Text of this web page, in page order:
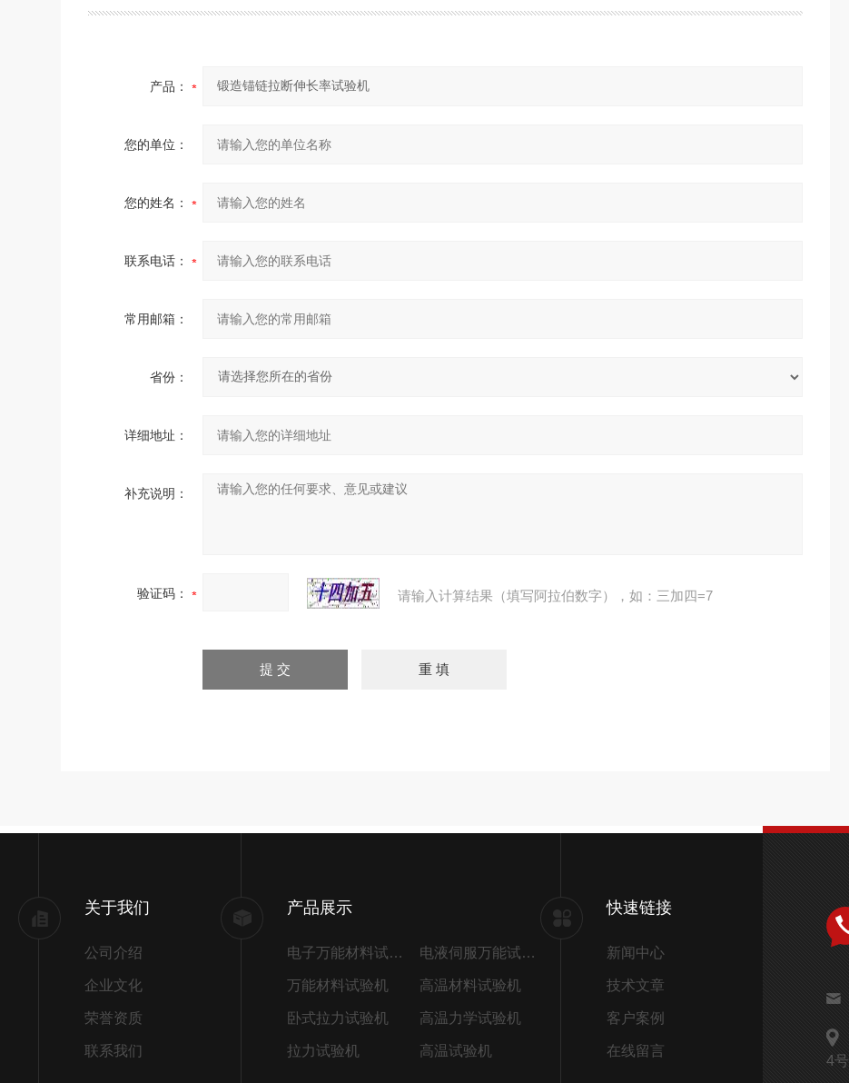
产品：
您的单位：
您的姓名：
联系电话：
常用邮箱：
省份：
详细地址：
补充说明：
验证码： 请输入计算结果（填写阿拉伯数字），如：三加四=7
关于我们
公司介绍
企业文化
荣誉资质
联系我们
产品展示
电子万能材料试验机 电液伺服万能试验机
万能材料试验机 高温材料试验机
卧式拉力试验机 高温力学试验机
拉力试验机 高温试验机
快速链接
新闻中心
技术文章
客户案例
在线留言
4号